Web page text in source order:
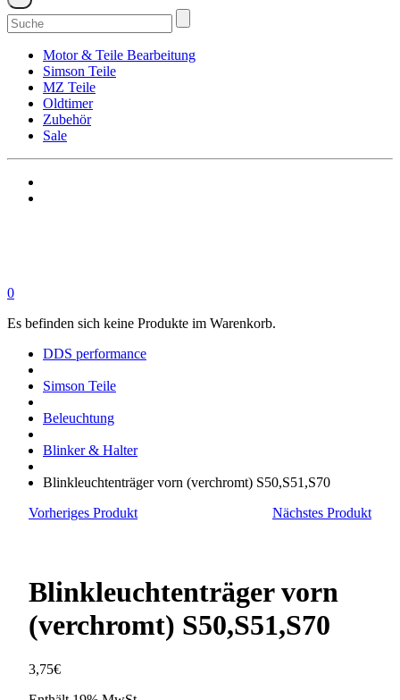
Suchen
nach:
Motor & Teile Bearbeitung
Simson Teile
MZ Teile
Oldtimer
Zubehör
Sale
0
Es befinden sich keine Produkte im Warenkorb.
DDS performance
Simson Teile
Beleuchtung
Blinker & Halter
Blinkleuchtenträger vorn (verchromt) S50,S51,S70
Vorheriges Produkt
Nächstes Produkt
Blinkleuchtenträger vorn
(verchromt) S50,S51,S70
3,75€